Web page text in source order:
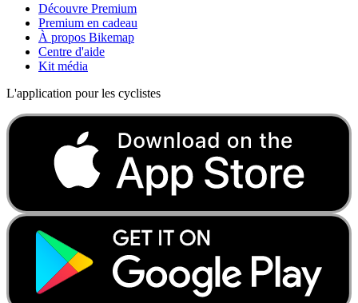
Découvre Premium
Premium en cadeau
À propos Bikemap
Centre d'aide
Kit média
L'application pour les cyclistes